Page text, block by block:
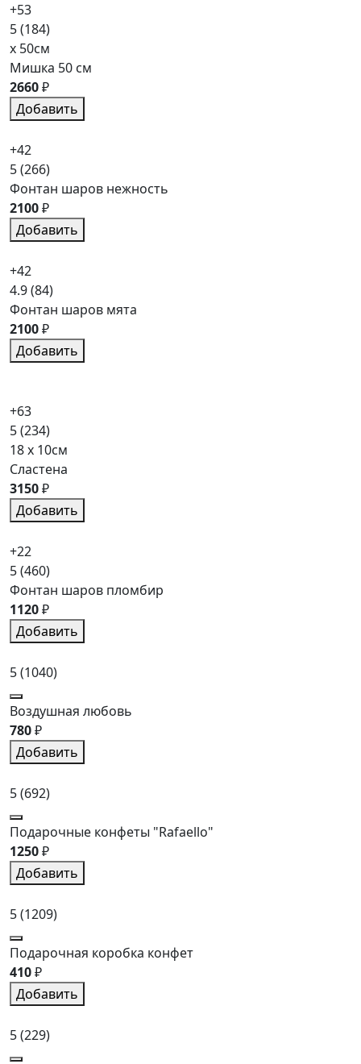
+53
5(184)
x 50см
Мишка 50 см
2660₽
Добавить
+42
5(266)
Фонтан шаров нежность
2100₽
Добавить
+42
4.9(84)
Фонтан шаров мята
2100₽
Добавить
+63
5(234)
18 x 10см
Сластена
3150₽
Добавить
+22
5(460)
Фонтан шаров пломбир
1120₽
Добавить
5(1040)
Воздушная любовь
780₽
Добавить
5(692)
Подарочные конфеты "Rafaello"
1250₽
Добавить
5(1209)
Подарочная коробка конфет
410₽
Добавить
5(229)